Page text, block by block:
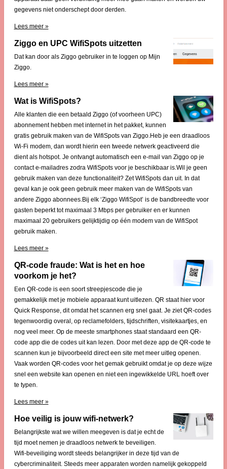
gegevens niet onderschept door derden.
Lees meer »
Ziggo en UPC WifiSpots uitzetten
Dat kan door als Ziggo gebruiker in te loggen op Mijn
Ziggo.
Lees meer »
Wat is WifiSpots?
Alle klanten die een betaald Ziggo (of voorheen UPC)
abonnement hebben met internet in het pakket, kunnen
gratis gebruik maken van de WifiSpots van Ziggo.Heb je een draadloos
Wi-Fi modem, dan wordt hierin een tweede netwerk geactiveerd die
dient als hotspot. Je ontvangt automatisch een e-mail van Ziggo op je
contact e-mailadres zodra WifiSpots voor je beschikbaar is.Wil je geen
gebruik maken van deze functionaliteit? Zet WifiSpots dan uit. In dat
geval kan je ook geen gebruik meer maken van de WifiSpots van
andere Ziggo abonnees.Bij elk ‘Ziggo WifiSpot’ is de bandbreedte voor
gasten beperkt tot maximaal 3 Mbps per gebruiker en er kunnen
maximaal 20 gebruikers gelijktijdig op één modem van de WifiSpot
gebruik maken.
Lees meer »
QR-code fraude: Wat is het en hoe
voorkom je het?
Een QR-code is een soort streepjescode die je
gemakkelijk met je mobiele apparaat kunt uitlezen. QR staat hier voor
Quick Response, dit omdat het scannen erg snel gaat. Je ziet QR-codes
tegenwoordig overal, op reclamefolders, tijdschriften, visitekaartjes, en
nog veel meer. Op de meeste smartphones staat standaard een QR-
code app die de codes uit kan lezen. Door met deze app de QR-code te
scannen kun je bijvoorbeeld direct een site met meer uitleg openen.
Vaak worden QR-codes voor het gemak gebruikt omdat je op deze wijze
snel een website kan openen en niet een ingewikkelde URL hoeft over
te typen.
Lees meer »
Hoe veilig is jouw wifi-netwerk?
Belangrijkste wat we willen meegeven is dat je echt de
tijd moet nemen je draadloos netwerk te beveiligen.
Wifi-beveiliging wordt steeds belangrijker in deze tijd van de
cybercriminaliteit. Steeds meer apparaten worden namelijk gekoppeld